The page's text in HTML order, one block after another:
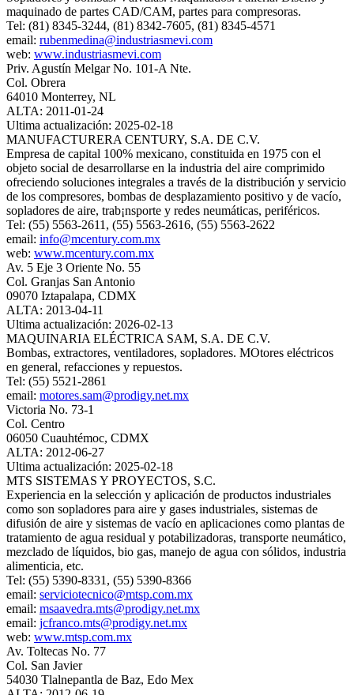
maquinado de partes CAD/CAM, partes para compresoras.
Tel: (81) 8345-3244, (81) 8342-7605, (81) 8345-4571
email: rubenmedina@industriasmevi.com
web: www.industriasmevi.com
Priv. Agustín Melgar No. 101-A Nte.
Col. Obrera
64010 Monterrey, NL
ALTA: 2011-01-24
Ultima actualización: 2025-02-18
MANUFACTURERA CENTURY, S.A. DE C.V.
Empresa de capital 100% mexicano, constituida en 1975 con el
objeto social de desarrollarse en la industria del aire comprimido
ofreciendo soluciones integrales a través de la distribución y servicio
de los compresores, bombas de desplazamiento positivo y de vacío,
sopladores de aire, trab¡nsporte y redes neumáticas, periféricos.
Tel: (55) 5563-2611, (55) 5563-2616, (55) 5563-2622
email: info@mcentury.com.mx
web: www.mcentury.com.mx
Av. 5 Eje 3 Oriente No. 55
Col. Granjas San Antonio
09070 Iztapalapa, CDMX
ALTA: 2013-04-11
Ultima actualización: 2026-02-13
MAQUINARIA ELÉCTRICA SAM, S.A. DE C.V.
Bombas, extractores, ventiladores, sopladores. MOtores eléctricos
en general, refacciones y repuestos.
Tel: (55) 5521-2861
email: motores.sam@prodigy.net.mx
Victoria No. 73-1
Col. Centro
06050 Cuauhtémoc, CDMX
ALTA: 2012-06-27
Ultima actualización: 2025-02-18
MTS SISTEMAS Y PROYECTOS, S.C.
Experiencia en la selección y aplicación de productos industriales
como son sopladores para aire y gases industriales, sistemas de
difusión de aire y sistemas de vacío en aplicaciones como plantas de
tratamiento de agua residual y potabilizadoras, transporte neumático,
mezclado de líquidos, bio gas, manejo de agua con sólidos, industria
alimenticia, etc.
Tel: (55) 5390-8331, (55) 5390-8366
email: serviciotecnico@mtsp.com.mx
email: msaavedra.mts@prodigy.net.mx
email: jcfranco.mts@prodigy.net.mx
web: www.mtsp.com.mx
Av. Toltecas No. 77
Col. San Javier
54030 Tlalnepantla de Baz, Edo Mex